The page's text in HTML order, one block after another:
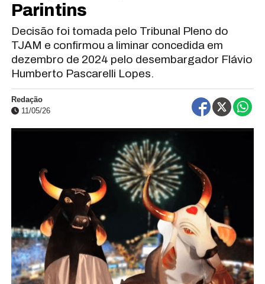
Parintins
Decisão foi tomada pelo Tribunal Pleno do
TJAM e confirmou a liminar concedida em
dezembro de 2024 pelo desembargador Flávio
Humberto Pascarelli Lopes.
Redação
11/05/26